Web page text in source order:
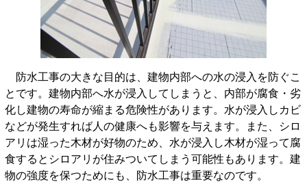
防水工事の大きな目的は、建物内部への水の浸入を防ぐこ
とです。建物内部へ水が浸入してしまうと、内部が腐食・劣
化し建物の寿命が縮まる危険性があります。水が浸入しカビ
などが発生すれば人の健康へも影響を与えます。また、シロ
アリは湿った木材が好物のため、水が浸入し木材が湿って腐
食するとシロアリが住みついてしまう可能性もあります。建
物の強度を保つためにも、防水工事は重要なのです。